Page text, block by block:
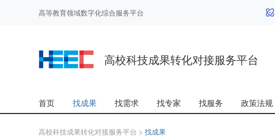
高等教育领域数字化综合服务平台
高校科技成果转化对接服务平台
首页 找成果 找需求 找专家 找服务 政策法规
高校科技成果转化对接服务平台 > 找成果